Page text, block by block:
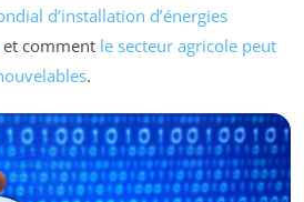
d’installation d’énergies
et comment le secteur agricole peut
.